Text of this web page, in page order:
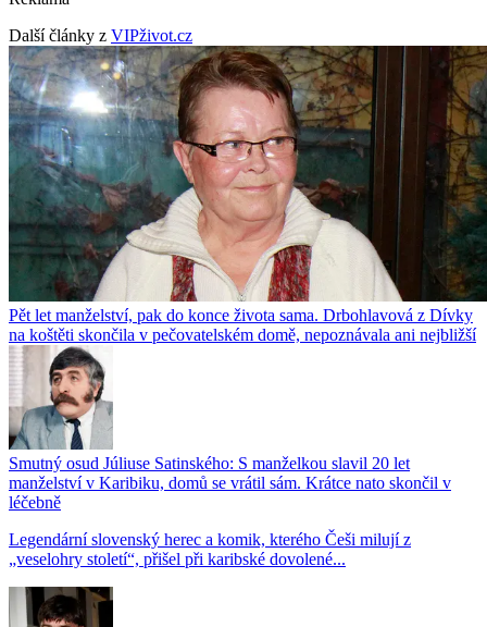
Další články z VIPživot.cz
Pět let manželství, pak do konce života sama. Drbohlavová z Dívky
na koštěti skončila v pečovatelském domě, nepoznávala ani nejbližší
Smutný osud Júliuse Satinského: S manželkou slavil 20 let
manželství v Karibiku, domů se vrátil sám. Krátce nato skončil v
léčebně
Legendární slovenský herec a komik, kterého Češi milují z
„veselohry století“, přišel při karibské dovolené...